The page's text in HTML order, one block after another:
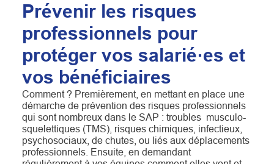
Prévenir les risques
professionnels pour
protéger vos salarié·es et
vos bénéficiaires
Comment ? Premièrement, en mettant en place une
démarche de prévention des risques professionnels
qui sont nombreux dans le SAP : troubles musculo-
squelettiques (TMS), risques chimiques, infectieux,
psychosociaux, de chutes, ou liés aux déplacements
professionnels. Ensuite, en demandant